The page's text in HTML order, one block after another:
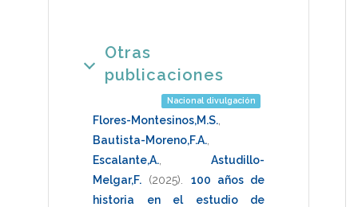
Otras
publicaciones
Nacional divulgación
Flores-Montesinos,M.S.
Bautista-Moreno,F.A.
Escalante,A.
Astudillo-
Melgar,F.
(2025)
100 años de
historia en el estudio de